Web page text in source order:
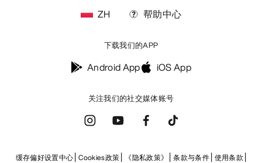
关注我们的社交媒体账号
ZH 帮助中心
下载我们的APP
Android App iOS App
缓存偏好设置中心 Cookies政策 《隐私政策》 条款与条件 使用条款